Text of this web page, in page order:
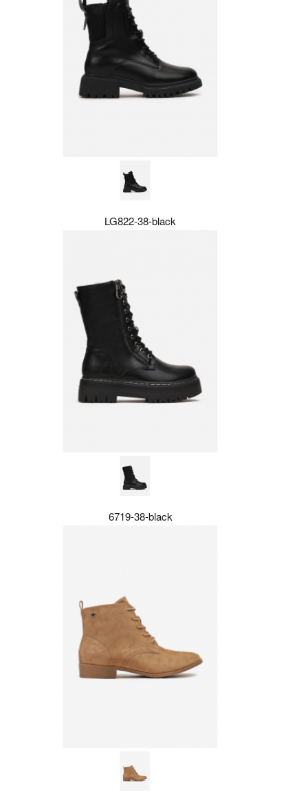
LG822-38-black
6719-38-black